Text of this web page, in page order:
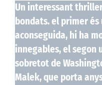
Un interessant
bondats. el primer
aconseguida, hi ha
innegables, el segon
sobretot de
Malek, que porta